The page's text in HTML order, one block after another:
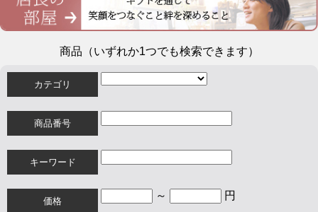
商品（いずれか1つでも検索できます）
カテゴリ
商品番号
キーワード
価格 ～ 円